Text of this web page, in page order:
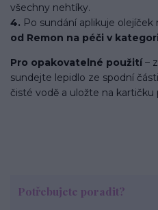
všechny nehtíky.
4. Po sundání aplikuje olejíček
od Remon na péči v
Pro opakovatelné použití–
sundejte lepidlo ze spodní
čisté vodě a uložte na kartičku
Potřebujete poradit?